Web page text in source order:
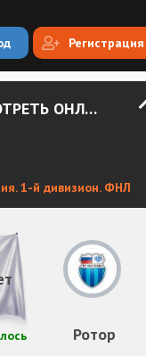
Регистрация
НЕФТЕХИМИК - РОТОР СМОТРЕТЬ ОНЛАЙН
1-й дивизион. ФНЛ
Ротор